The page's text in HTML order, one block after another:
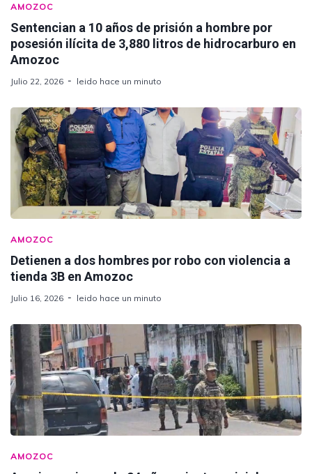
AMOZOC
Sentencian a 10 años de prisión a hombre por
posesión ilícita de 3,880 litros de hidrocarburo en
Amozoc
Julio 22, 2026 leido hace un minuto
AMOZOC
Detienen a dos hombres por robo con violencia a
tienda 3B en Amozoc
Julio 16, 2026 leido hace un minuto
AMOZOC